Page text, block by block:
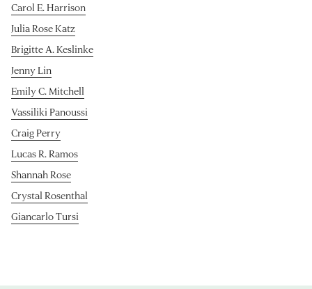
Carol E. Harrison
Julia Rose Katz
Brigitte A. Keslinke
Jenny Lin
Emily C. Mitchell
Vassiliki Panoussi
Craig Perry
Lucas R. Ramos
Shannah Rose
Crystal Rosenthal
Giancarlo Tursi